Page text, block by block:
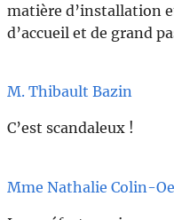
matière d’installation
d’accueil et de grand
M. Thibault Bazin
C’est scandaleux !
Mme Nathalie Colin-